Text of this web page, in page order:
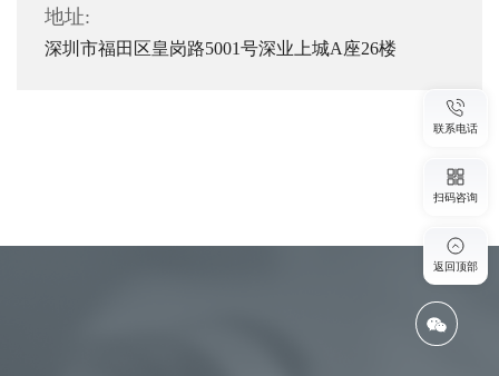
地址:
深圳市福田区皇岗路5001号深业上城A座26楼
联系电话
扫码咨询
返回顶部